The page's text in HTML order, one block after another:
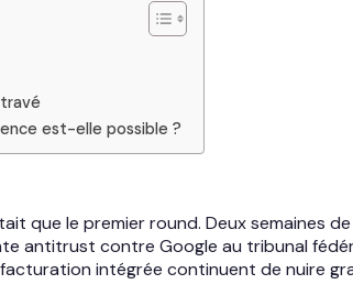
est-elle possible ?
que le premier round. Deux
antitrust contre Google au tribunal
intégrée continuent de nuire